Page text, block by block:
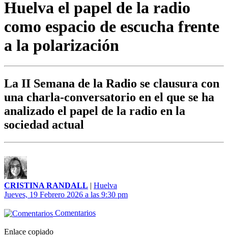
Huelva el papel de la radio
como espacio de escucha frente
a la polarización
La II Semana de la Radio se clausura con
una charla-conversatorio en el que se ha
analizado el papel de la radio en la
sociedad actual
CRISTINA RANDALL | Huelva
Jueves, 19 Febrero 2026 a las 9:30 pm
Comentarios
Enlace copiado